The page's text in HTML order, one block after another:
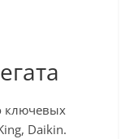
ключевых
Daikin.